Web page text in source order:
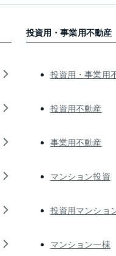
投資用・事業用不動産
投資用・事業用
投資用不動産
事業用不動産
マンション投資
投資用マンショ
マンション一棟